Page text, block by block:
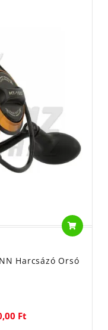
Harcsázó Orsó
Ft